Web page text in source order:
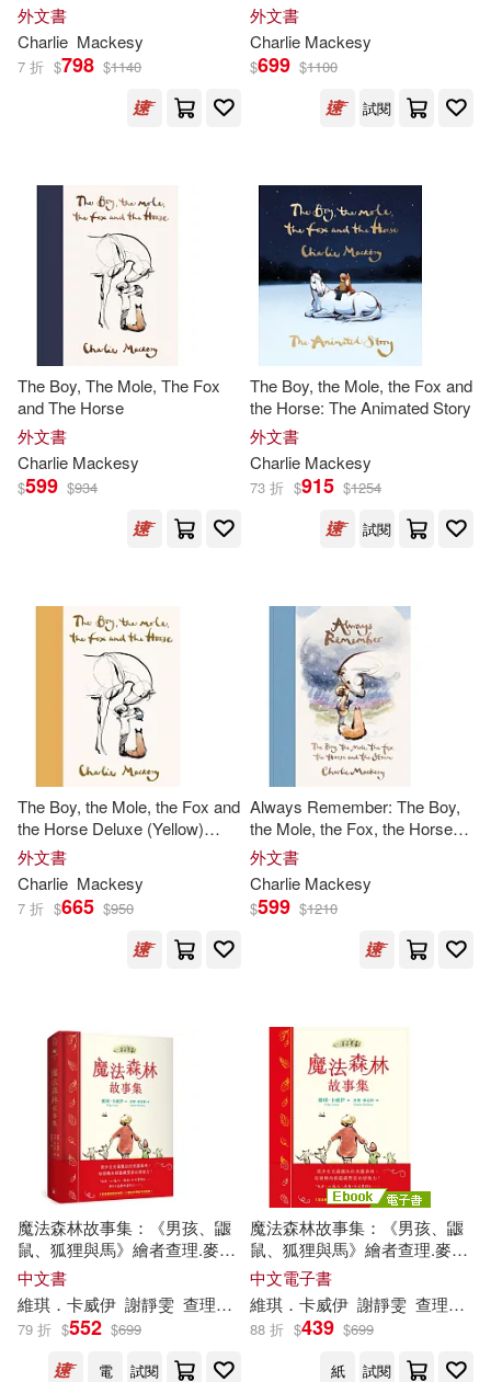
維琪．卡威伊(2) Lee(1)
Mackesy Charlie(1)
Sila/ Mackesy(1)
Harper Collins USA(1)
Random House UK(1)
Thomas Nelson Inc(1)
warner music(1)
配送方式 (可複選)
可超商取貨(28)
可海外宅配(27)
可新加坡店取(27)
可菲律賓店取(27)
電子書 (可複選)
適合平板閱讀(3)
(可複選)
作者/演唱/譯/編/繪(15)
價格
範圍
Limited Edition: The Global
Phenomenon
外文書
Charlie Mackesy
7 折 $798 $1140
外文書
Charlie Mackesy
$699 $1100
試閱
The Boy, The Mole, The Fox
and The Horse
外文書
Charlie Mackesy
$599 $934
The Boy, the Mole, the Fox and
the Horse: The Animated Story
外文書
Charlie Mackesy
73 折 $915 $1254
試閱
The Boy, the Mole, the Fox and
the Horse Deluxe (Yellow)
Edition
外文書
Charlie Mackesy
7 折 $665 $950
Always Remember: The Boy,
the Mole, the Fox, the Horse
and the Storm
外文書
Charlie Mackesy
$599 $1210
魔法森林故事集：《男孩、鼴
鼠、狐狸與馬》繪者查理.麥克
斯全新動人力作!
中文書
維琪．卡威伊 謝靜雯 查理．麥克斯（ Charlie Mackesy）
79 折 $552 $699
電
試閱
魔法森林故事集：《男孩、鼴
鼠、狐狸與馬》繪者查理.麥克
斯全新動人力作! (電子書)
中文電子書
維琪．卡威伊 謝靜雯 查理．麥克斯（
88 折 $439 $699
紙
試閱